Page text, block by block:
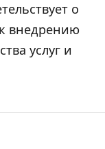
о
внедрению
услуг и